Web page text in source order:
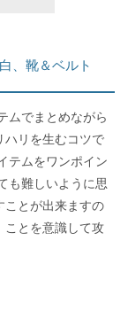
、靴＆ベルト
ムでまとめながら
ハリを生むコツで
テムをワンポイン
も難しいように思
ことが出来ますの
ことを意識して攻